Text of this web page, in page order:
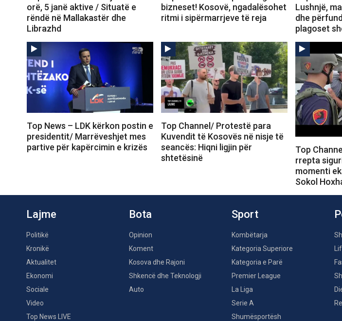
orë, 5 janë aktive / Situatë e
rëndë në Mallakastër dhe
Librazhd
bizneset! Kosovë, ngadalësohet
ritmi i sipërmarrjeve të reja
Lushnjë,
dhe
plagoset
Top News – LDK kërkon postin e
presidentit/ Marrëveshjet mes
partive për kapërcimin e krizës
Top Channel/ Protestë para
Kuvendit të Kosovës në nisje të
seancës: Hiqni ligjin për
shtetësinë
Top
rrepta
momenti
Sokol
Lajme
Politikë
Kronikë
Aktualitet
Ekonomi
Sociale
Video
Top News LIVE
Bota
Opinion
Koment
Kosova dhe Rajoni
Shkencë dhe Teknologji
Auto
Sport
Kombëtarja
Kategoria Superiore
Kategoria e Parë
Premier League
La Liga
Serie A
Shumësportësh